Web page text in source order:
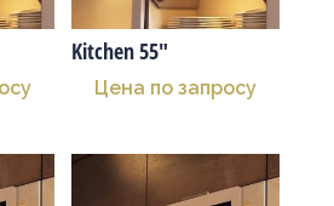
Kitchen 55″
Цена по запросу